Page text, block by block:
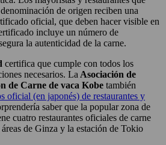
de origen reciben una
oficial, que deben hacer visible en
incluye un número de
la autenticidad de la carne.
certifica que cumple con todos los
necesarios. La Asociación de
de Carne de vaca Kobe también
oficial (en japonés) de restaurantes y
saber que la popular zona de
cuatro restaurantes oficiales de carne
de Ginza y la estación de Tokio